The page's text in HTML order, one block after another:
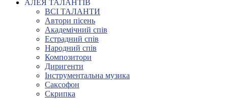
АЛЕЯ ТАЛАНТІВ
ВСІ ТАЛАНТИ
Автори пісень
Академічний спів
Естрадний спів
Народний спів
Композитори
Диригенти
Інструментальна музика
Саксофон
Скрипка